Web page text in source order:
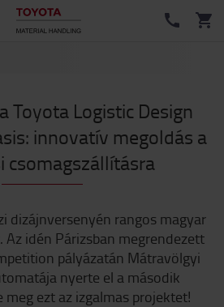
Toyota Logistic Design
innovatív megoldás a
csomagszállításra
dizájnversenyén rangos magyar
idén Párizsban megrendezett
pályázatán Mátravölgyi
nyerte el a második
meg ezt az izgalmas projektet!